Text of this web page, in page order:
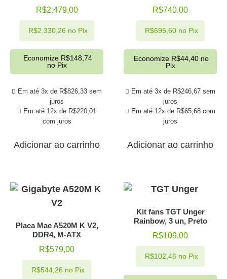
R$2.479,00
Em até 3x de R$826,33 sem
juros
Em até 12x de R$220,01
com juros
R$2.330,26 no Pix
Economize R$148,74
no Pix
Adicionar ao carrinho
R$740,00
Em até 3x de R$246,67 sem
juros
Em até 12x de R$65,68 com
juros
R$695,60 no Pix
Economize R$44,40 no
Pix
Adicionar ao carrinho
Placa Mae A520M K V2,
DDR4, M-ATX
R$579,00
R$544,26 no Pix
Kit fans TGT Unger
Rainbow, 3 un, Preto
R$109,00
R$102,46 no Pix